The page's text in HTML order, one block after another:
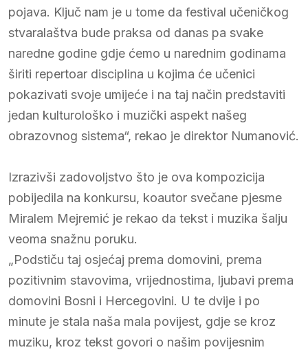
pojava. Ključ nam je u tome da festival učeničkog
stvaralaštva bude praksa od danas pa svake
naredne godine gdje ćemo u narednim godinama
širiti repertoar disciplina u kojima će učenici
pokazivati svoje umijeće i na taj način predstaviti
jedan kulturološko i muzički aspekt našeg
obrazovnog sistema“, rekao je direktor Numanović.
Izrazivši zadovoljstvo što je ova kompozicija
pobijedila na konkursu, koautor svečane pjesme
Miralem Mejremić je rekao da tekst i muzika šalju
veoma snažnu poruku.
„Podstiču taj osjećaj prema domovini, prema
pozitivnim stavovima, vrijednostima, ljubavi prema
domovini Bosni i Hercegovini. U te dvije i po
minute je stala naša mala povijest, gdje se kroz
muziku, kroz tekst govori o našim povijesnim